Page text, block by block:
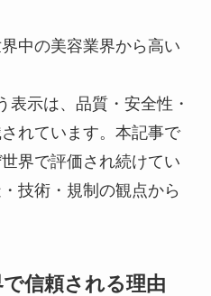
中の美容業界から高い
表示は、品質・安全性・
れています。本記事で
界で評価され続けてい
技術・規制の観点から
信頼される理由